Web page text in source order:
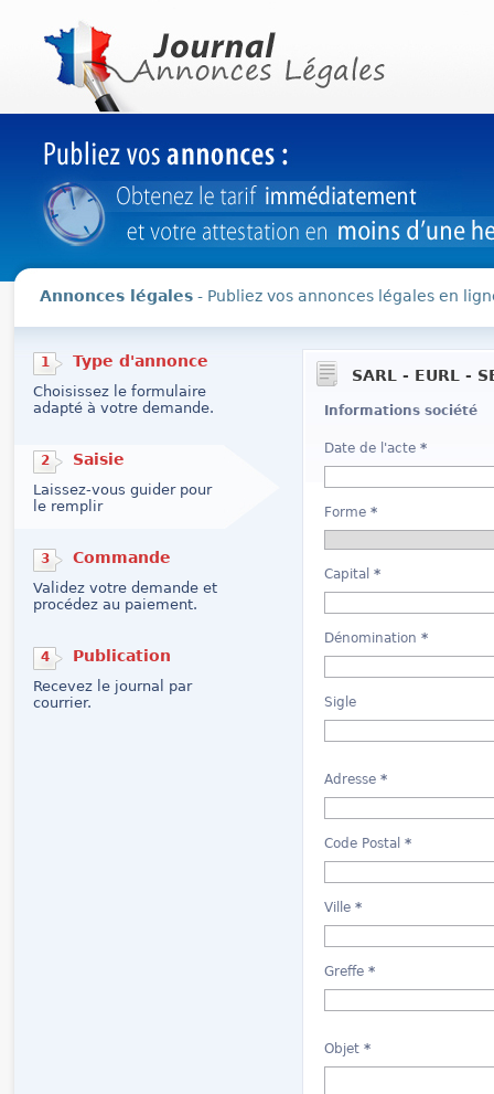
Annonces légales- Publiez vos annonces légales en
1 Type d'annonce
Choisissez le formulaire
adapté à votre demande.
2 Saisie
Laissez-vous guider pour
le remplir
3 Commande
Validez votre demande et
procédez au paiement.
4 Publication
Recevez le journal par
courrier.
SARL - EURL -
Informations société
Date de l'acte *
Forme *
Capital *
Dénomination *
Sigle
Adresse *
Code Postal *
Ville *
Greffe *
Objet *